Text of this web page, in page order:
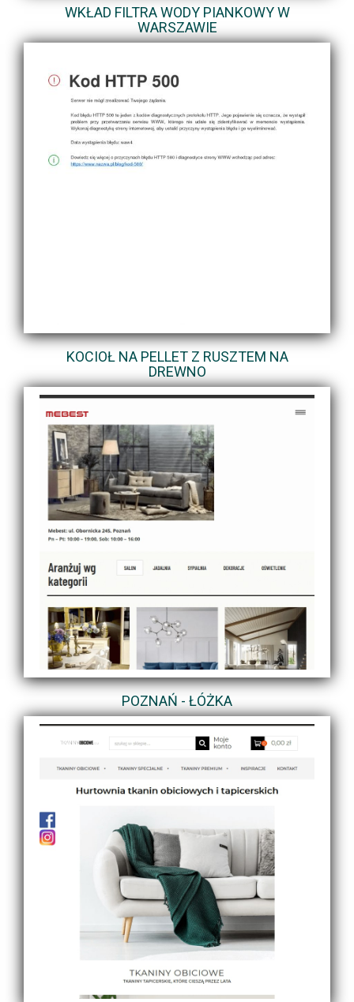
WKŁAD FILTRA WODY PIANKOWY W
WARSZAWIE
KOCIOŁ NA PELLET Z RUSZTEM NA
DREWNO
POZNAŃ - ŁÓŻKA